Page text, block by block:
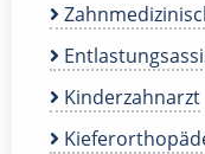
Kinderzahnarzt